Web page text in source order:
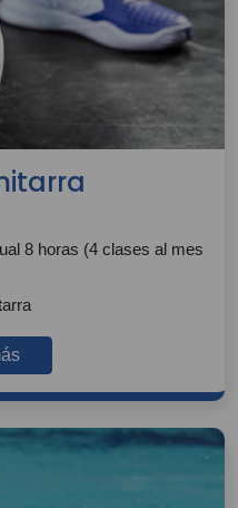
8 horas (4 clases al mes